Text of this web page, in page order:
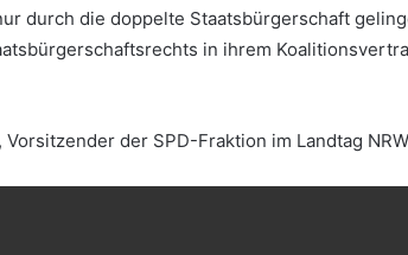
durch die doppelte Staatsbürgerschaft
in ihrem
der SPD-Fraktion im Landtag NRW